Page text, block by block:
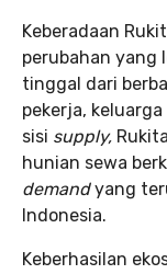
Keberadaan
perubahan yang
tinggal dari
pekerja,
sisi supply,
hunian sewa
demandyang
Indonesia.
Keberhasilan